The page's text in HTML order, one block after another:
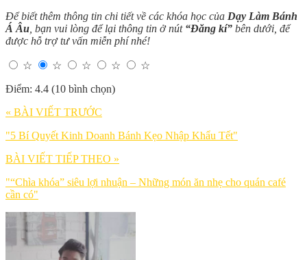
Để biết thêm thông tin chi tiết về các khóa học của Dạy Làm Bánh
Á Âu , bạn vui lòng để lại thông tin ở nút “Đăng kí” bên dưới, để
được hỗ trợ tư vấn miễn phí nhé!
☆ ☆ ☆ ☆
☆
Điểm: 4.4 (10 bình chọn)
« BÀI VIẾT TRƯỚC
"5 Bí Quyết Kinh Doanh Bánh Kẹo Nhập Khẩu Tết"
BÀI VIẾT TIẾP THEO »
"“Chìa khóa” siêu lợi nhuận – Những món ăn nhẹ cho quán café
cần có"